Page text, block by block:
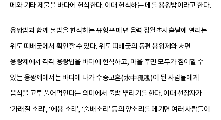
메와 기타 제물을 바다에 헌식한다. 이때 헌식하는 메를 용왕밥이라고 한다.
용왕밥과 함께 물밥을 헌식하는 유형은 매년 음력 정월초사흗날에 열리는
위도 띠배굿에서 확인할 수 있다. 위도 띠배굿의 동편 용왕제와 서편
용왕제에서 각각 용왕밥을 바다에 헌식하고, 마을 주민 모두가 참여할 수
있는 용왕제에서는 바다에 나가 수중고혼(水中孤魂)이 된 사람들에게
음식을 고루 풀어먹인다는 의미에서 줄밥 뿌리기를 한다. 이때 선창자가
‘가래질 소리’, ‘에용 소리’, ‘술배소리’ 등의 앞소리를 메기면 여러 사람들이